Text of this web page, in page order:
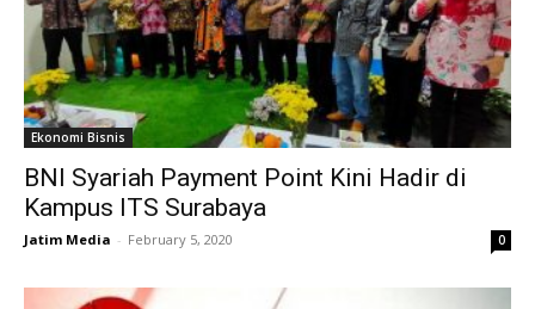
Ekonomi Bisnis
BNI Syariah Payment Point Kini Hadir di
Kampus ITS Surabaya
Jatim Media - February 5, 2020 0